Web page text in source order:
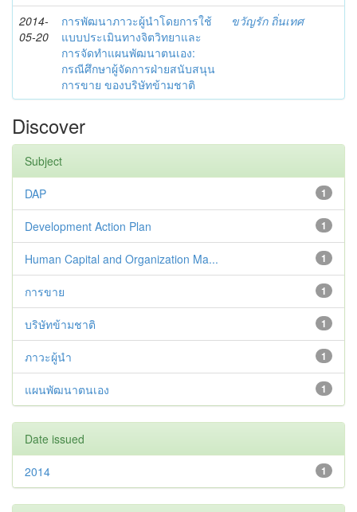
2014-
05-20
การพัฒนาภาวะผู้นำโดยการใช้
แบบประเมินทางจิตวิทยาและ
การจัดทำแผนพัฒนาตนเอง:
กรณีศึกษาผู้จัดการฝ่ายสนับสนุน
การขาย ของบริษัทข้ามชาติ
ขวัญรัก ถิ่นเทศ
Discover
Subject
1
DAP
1
Development Action Plan
1
Human Capital and Organization Ma...
1
การขาย
1
บริษัทข้ามชาติ
1
ภาวะผู้นำ
1
แผนพัฒนาตนเอง
Date issued
1
2014